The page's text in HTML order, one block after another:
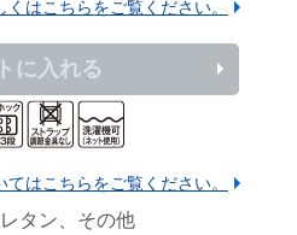
はこちらをご覧ください。
に入れる
はこちらをご覧ください。
タン、その他